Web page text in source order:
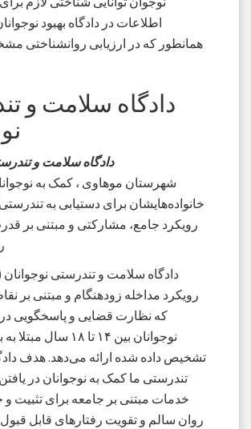
اطلاعات در دادگاه بهبود
همانطور که در ارزیابی روانشناختی
دادگاه سلامت و
دادگاه سلامت و
شهرستان موهاوی ، کمک به
خانواده‌هایشان برای دستیابی به
رویکرد جامع، مشارکتی و مبتنی بر
رویکرد مداخله زودهنگام و مبتنی بر
که نظارت قضایی و پاسخگویی
نوجوانان بین ۱۴ تا ۱۸
تشخیص داده شده ارائه می‌دهد. هدف
تندرستی ما کمک به نوجوانان در
خدمات مبتنی بر جامعه برای تثبیت
روان سالم و تقویت رفتارهای قابل